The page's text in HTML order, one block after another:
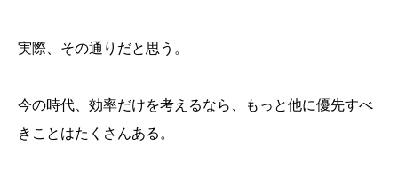
実際、その通りだと思う。
今の時代、効率だけを考えるなら、もっと他に優先すべ
きことはたくさんある。